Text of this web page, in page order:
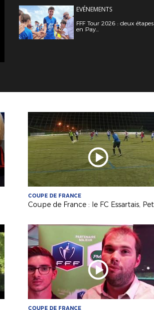
EVÉNEMENTS
FFF Tour 2026 : deux étapes
en Pay...
COUPE DE FRANCE
COUPE DE FRANCE